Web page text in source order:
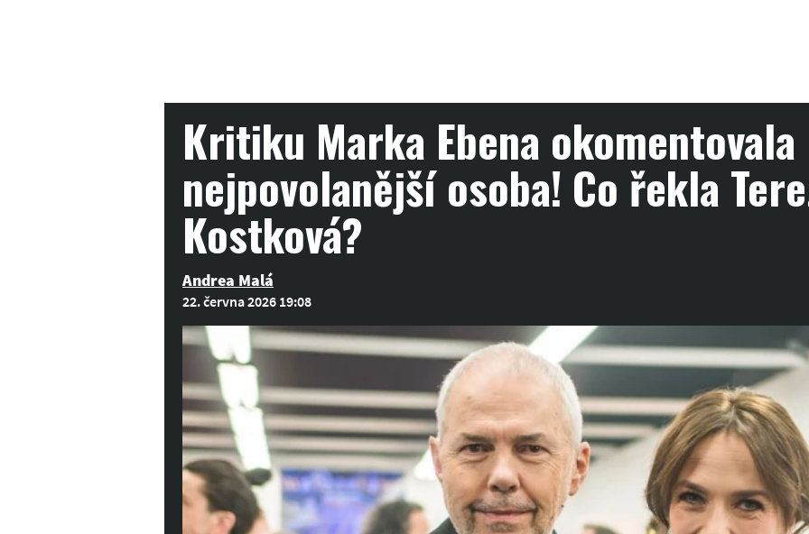
Kritiku Marka Ebena okomentovala
nejpovolanější osoba! Co řekla
Kostková?
Andrea Malá
22. června 2026 19:08